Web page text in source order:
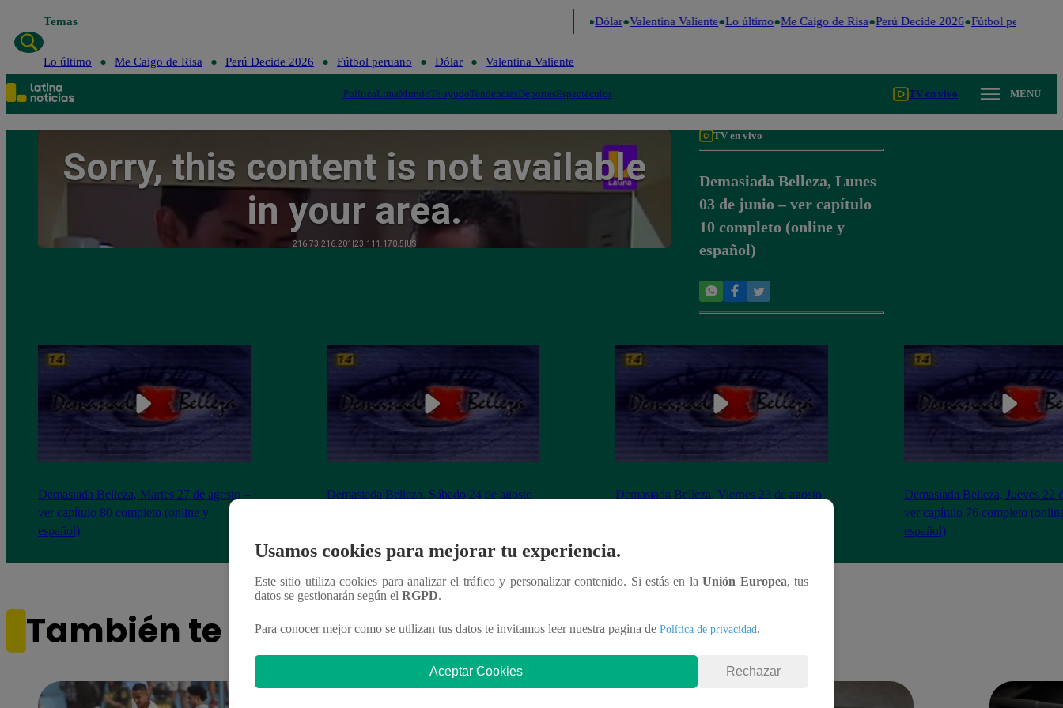
Temas Dólar Valentina Valiente Lo último Me Caigo de Risa Perú Decide 2026 Fútbol peruano
Lo último Me Caigo de Risa Perú Decide 2026 Fútbol peruano Dólar Valentina Valiente
PolíticaLimaMundoTe ayudoTendenciasDeportesEspectáculos TV en vivo MENÚ
TV en vivo
Demasiada Belleza, Lunes
03 de junio – ver capítulo
10 completo (online y
español)
Demasiada Belleza, Martes 27 de agosto –
ver capítulo 80 completo (online y
español)
Demasiada Belleza, Sábado 24 de agosto
Demasiada Belleza, Viernes 23 de agosto
Demasiada Belleza, Jueves 22
ver capítulo 76 completo
español)
También te puede interesar
Usamos cookies para mejorar tu experiencia.
Este sitio utiliza cookies para analizar el tráfico y personalizar contenido. Si estás en laUnión Europea, tus
datos se gestionarán según el RGPD.
Para conocer mejor como se utilizan tus datos te invitamos leer nuestra pagina de Política de privacidad.
Aceptar Cookies Rechazar